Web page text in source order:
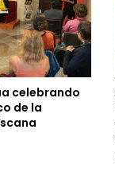
celebrando
de la